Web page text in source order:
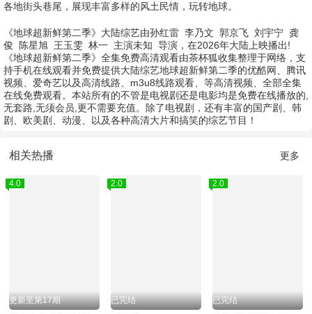
各地街头巷尾，展现丰富多样的风土民情，玩转地球。
《地球超新鲜第二季》大陆综艺由孙红雷 李乃文 郭京飞 刘宇宁 龚
俊
陈星旭 王玉雯 林一 主演未知 导演，在2026年大陆上映播出!
《地球超新鲜第二季》全集免费高清观看由茶杯狐收集整理于网络，支
持手机在线观看并免费提供大陆综艺地球超新鲜第二季的优酷网、腾讯
视频、爱奇艺以及高清线路、m3u8线路观看、等高清视频、全部全集
在线免费观看。本站所有的不管是电视剧还是电影均是免费在线播放的,
无套路,无须会员,更不需要充值。除了电视剧，还有丰富的国产剧、韩
剧、欧美剧、动漫、以及各种高清大片和搞笑的综艺节目！
相关热播 更多
4.0
更新至第17期
2.0
已完结
2.0
已完结